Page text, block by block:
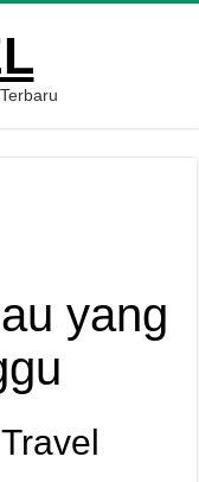
yang